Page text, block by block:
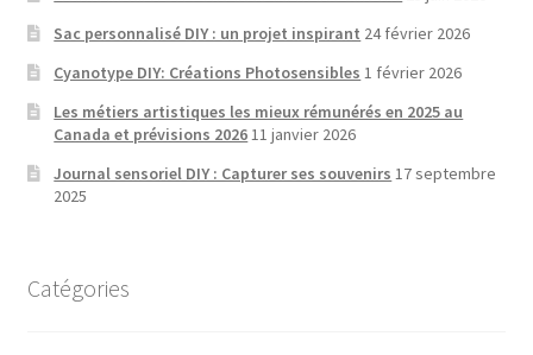
Sac personnalisé DIY : un projet inspirant 24 février 2026
Cyanotype DIY: Créations Photosensibles 1 février 2026
Les métiers artistiques les mieux rémunérés en 2025 au
Canada et prévisions 202611 janvier 2026
Journal sensoriel DIY : Capturer ses souvenirs 17 septembre
2025
Catégories